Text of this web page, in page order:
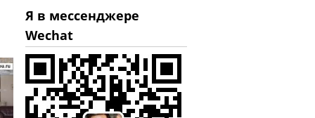
Я в мессенджере
Wechat